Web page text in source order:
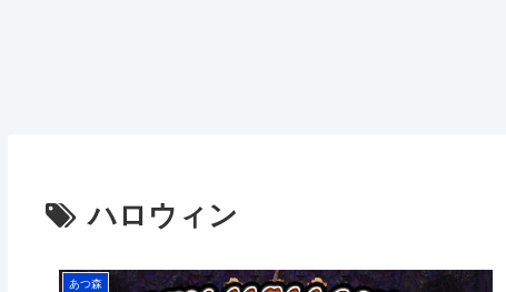
ハロウィン
あつ森